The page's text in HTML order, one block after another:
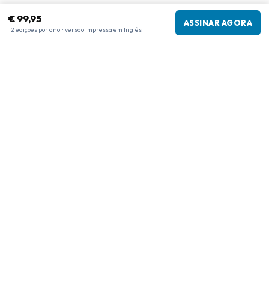
€ 99,95
12 edições por ano • versão impressa em Inglês
ASSINAR AGORA
Procedimento de Reclamações